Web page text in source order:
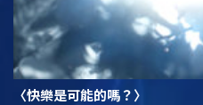
〈快樂是可能的嗎？〉